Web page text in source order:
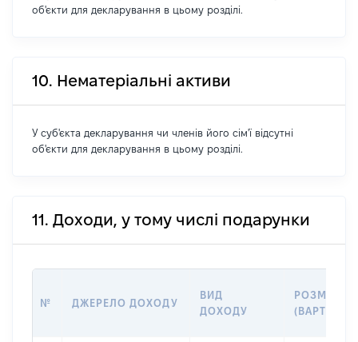
об'єкти для декларування в цьому розділі.
10. Нематеріальні активи
У суб'єкта декларування чи членів його сім'ї відсутні
об'єкти для декларування в цьому розділі.
11. Доходи, у тому числі подарунки
№ ДЖЕРЕЛО ДОХОДУ
ВИД
ДОХОДУ
РОЗМІР
(ВАРТІСТЬ)